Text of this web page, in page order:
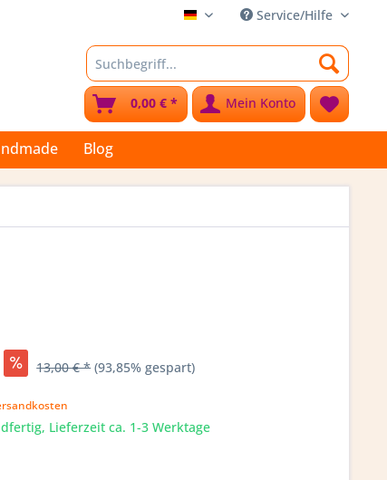
Stoffkleks Service/Hilfe
Mein Konto
0,00 € *
Blog
13,00 € * (93,85% gespart)
Lieferzeit ca. 1-3 Werktage